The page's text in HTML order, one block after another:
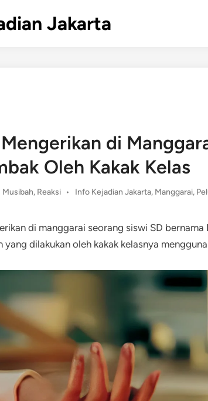
Jakarta
di
Oleh Kakak Kelas
Posted
Musibah, Reaksi • Info Kejadian Jakarta, Manggarai,
di manggarai seorang siswi SD
yang dilakukan oleh kakak kelasnya